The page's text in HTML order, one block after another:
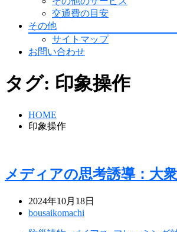
交通費の目安
その他
サイトマップ
お問い合わせ
タグ: 印象操作
HOME
印象操作
メディアの思考誘導：大
2024年10月18日
bousaikomachi